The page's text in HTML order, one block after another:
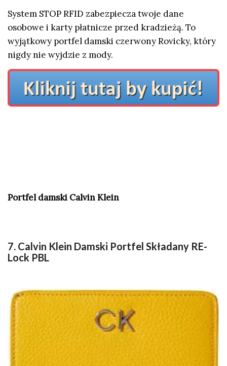
System STOP RFID zabezpiecza twoje dane
osobowe i karty płatnicze przed kradzieżą. To
wyjątkowy portfel damski czerwony Rovicky, który
nigdy nie wyjdzie z mody.
Portfel damski Calvin Klein
7. Calvin Klein Damski Portfel Składany RE-
Lock PBL